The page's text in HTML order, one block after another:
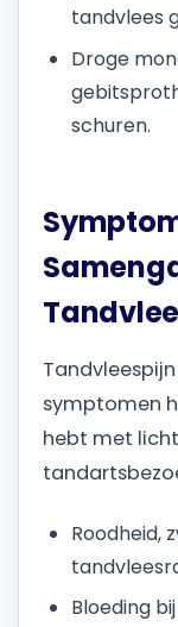
tandvlees
Droge
schuren.
symptomen
hebt met
Roodheid,
Bloeding